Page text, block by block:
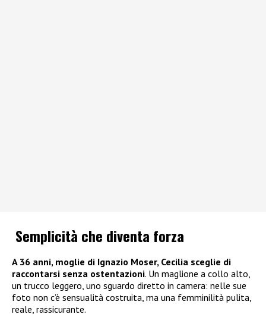
Semplicità che diventa forza
A 36 anni, moglie di Ignazio Moser, Cecilia sceglie di
raccontarsi senza ostentazioni. Un maglione a collo alto,
un trucco leggero, uno sguardo diretto in camera: nelle sue
foto non c’è sensualità costruita, ma una femminilità pulita,
reale, rassicurante.